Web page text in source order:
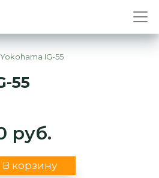
Yokohama IG-55
55
руб.
В корзину